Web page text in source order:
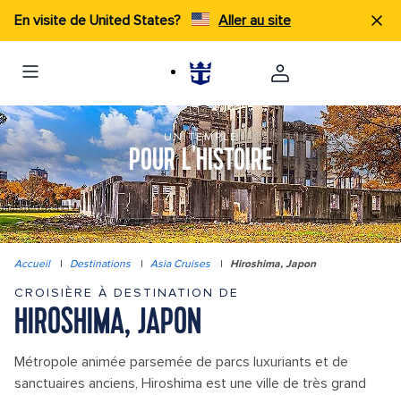
En visite de United States? Aller au site
UN TEMPLE
POUR L'HISTOIRE
Accueil | Destinations | Asia Cruises | Hiroshima, Japon
CROISIÈRE À DESTINATION DE
HIROSHIMA, JAPON
Métropole animée parsemée de parcs luxuriants et de
sanctuaires anciens, Hiroshima est une ville de très grand